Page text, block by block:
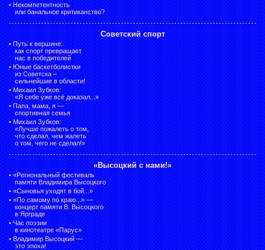
• Некомпетентность
или банальное критиканство?
Советский спорт
• Путь к вершине:
как спорт превращает
нас в победителей
• Юные баскетболистки
из Советска –
сильнейшие в области!
• Михаил Зубков:
«Я себе уже всё доказал...»
• Папа, мама, я —
спортивная семья
• Михаил Зубков:
«Лучше пожалеть о том,
что сделал, чем жалеть
о том, чего не сделал!»
«Высоцкий с нами!»
• «Региональный фестиваль
памяти Владимира Высоцкого
• «Сыновья уходят в бой...»
• «По самому по краю...» —
концерт памяти В. Высоцкого
в Ярграде
• Час поэзии
в кинотеатре «Парус»
• Владимир Высоцкий —
это эпоха!